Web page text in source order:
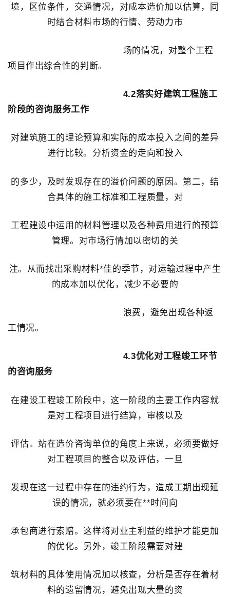
境，区位条件，交通情况，对成本造价加以估算，同
时结合材料市场的行情、劳动力市
场的情况，对整个工程
项目作出综合性的判断。
4.2落实好建筑工程施工
阶段的咨询服务工作
对建筑施工的理论预算和实际的成本投入之间的差异
进行比较。分析资金的走向和投入
的多少，及时发现存在的溢价问题的原因。第二，结
合具体的施工标准和工程质量，对
工程建设中运用的材料管理以及各种费用进行的预算
管理。对市场行情加以密切的关
注。从而找出采购材料*佳的季节，对运输过程中产生
的成本加以优化，减少不必要的
浪费，避免出现各种返
工情况。
4.3优化对工程竣工环节
的咨询服务
在建设工程竣工阶段中，这一阶段的主要工作内容就
是对工程项目进行结算，审核以及
评估。站在造价咨询单位的角度上来说，必须要做好
对工程项目的整合以及评估，一旦
发现在这一过程中存在的违约行为，造成工期出现延
误的情况，就必须要在**时间向
承包商进行索赔。这样将对业主利益的维护才能更加
的优化。另外，竣工阶段需要对建
筑材料的具体使用情况加以核查，分析是否存在着材
料的遗留情况，避免出现大量的资